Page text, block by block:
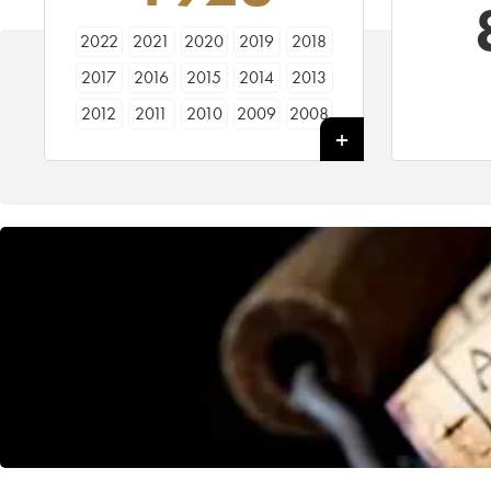
2022 2021 2020 2019
2018
2017
2016 2015 2014
2013
2012
2011 2010 2009
2008
1997
1996 1995 1994
1993
1989
1988
1984
1983
1980 1979
1978
1973
1969
1968
1964
1963
1962
1961 1960 1959
1958